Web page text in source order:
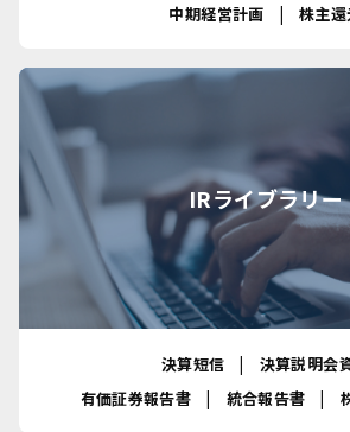
中期経営計画
株主還
IRライブラリー
決算短信
決算説明会
有価証券報告書
統合報告書